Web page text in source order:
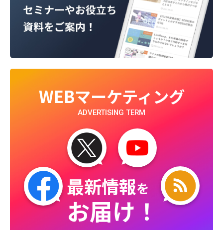
WEBマーケティング
ADVERTISING TERM
最新情報を
お届け！